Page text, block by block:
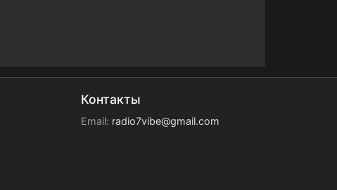
Контакты
Email: radio7vibe@gmail.com